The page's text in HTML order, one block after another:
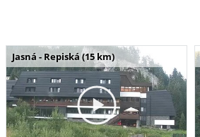
Jasná - Repiská (15 km)